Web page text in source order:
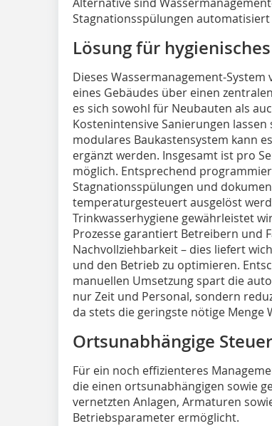
Stagnationsspülungen
Lösung für
Dieses Wassermanagement-
eines Gebäudes über einen
es sich sowohl für Neubauten als
Kostenintensive Sanierungen
modulares Baukastensystem kann
ergänzt werden. Insgesamt ist pro
möglich. Entsprechend
Stagnationsspülungen und
temperaturgesteuert ausgelöst
Trinkwasserhygiene gewährleistet
Prozesse garantiert Betreibern und
Nachvollziehbarkeit – dies liefert
und den Betrieb zu optimieren.
manuellen Umsetzung spart die
nur Zeit und Personal, sondern
da stets die geringste nötige Menge
Ortsunabhängige
Für ein noch effizienteres
die einen ortsunabhängigen sowie
vernetzten Anlagen, Armaturen
Betriebsparameter ermöglicht.